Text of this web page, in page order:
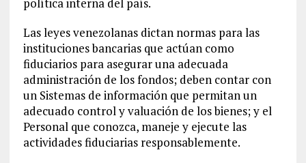
Las leyes venezolanas dictan normas para las
instituciones bancarias que actúan como
fiduciarios para asegurar una adecuada
administración de los fondos; deben contar con
un Sistemas de información que permitan un
adecuado control y valuación de los bienes; y el
Personal que conozca, maneje y ejecute las
actividades fiduciarias responsablemente.